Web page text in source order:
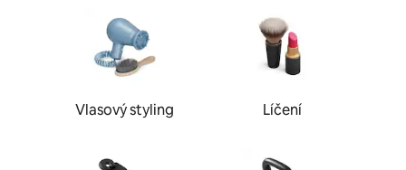
Vlasový styling Líčení